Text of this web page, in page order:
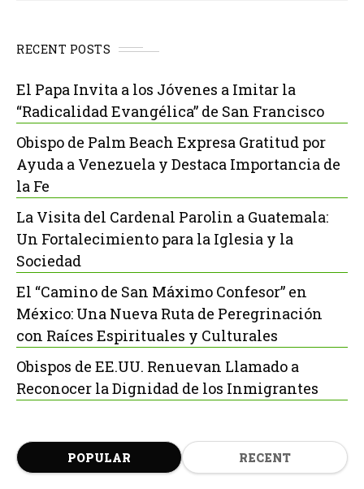
RECENT POSTS
El Papa Invita a los Jóvenes a Imitar la
“Radicalidad Evangélica” de San Francisco
Obispo de Palm Beach Expresa Gratitud por
Ayuda a Venezuela y Destaca Importancia de
la Fe
La Visita del Cardenal Parolin a Guatemala:
Un Fortalecimiento para la Iglesia y la
Sociedad
El “Camino de San Máximo Confesor” en
México: Una Nueva Ruta de Peregrinación
con Raíces Espirituales y Culturales
Obispos de EE.UU. Renuevan Llamado a
Reconocer la Dignidad de los Inmigrantes
POPULAR RECENT